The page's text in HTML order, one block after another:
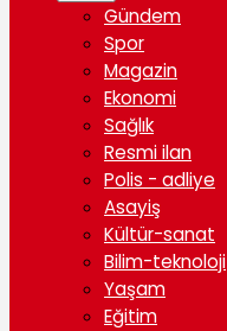
Gündem
Spor
Magazin
Ekonomi
Sağlık
Resmi ilan
Polis - adliye
Asayiş
Kültür-sanat
Bilim-teknoloji
Yaşam
Eğitim